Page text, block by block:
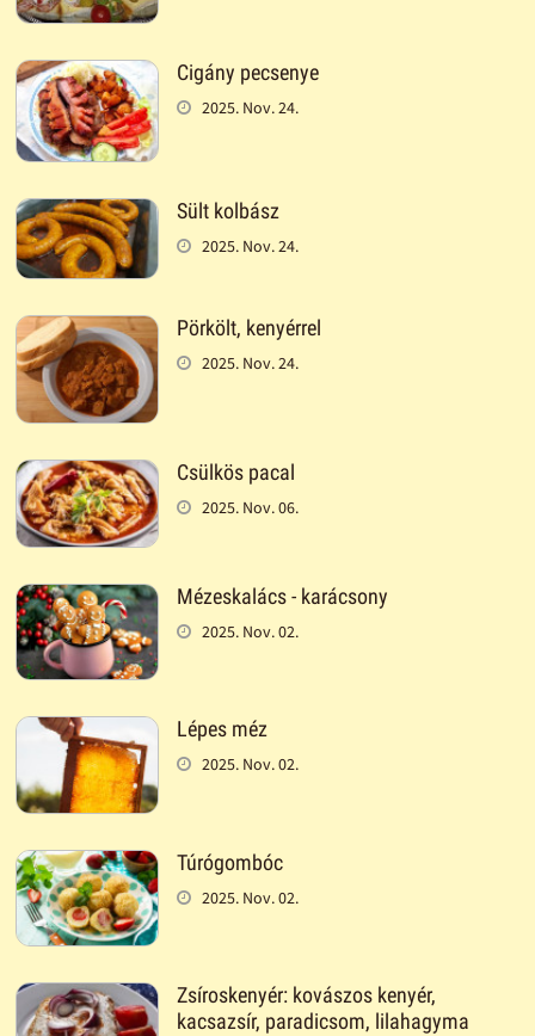
Cigány pecsenye
2025. Nov. 24.
Sült kolbász
2025. Nov. 24.
Pörkölt, kenyérrel
2025. Nov. 24.
Csülkös pacal
2025. Nov. 06.
Mézeskalács - karácsony
2025. Nov. 02.
Lépes méz
2025. Nov. 02.
Túrógombóc
2025. Nov. 02.
Zsíroskenyér: kovászos kenyér,
kacsazsír, paradicsom, lilahagyma